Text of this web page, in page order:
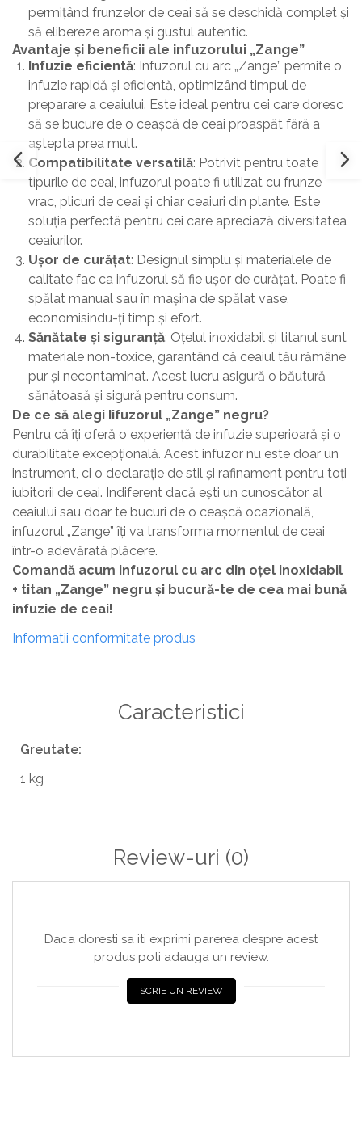
permițând frunzelor de ceai să se deschidă complet și
să elibereze aroma și gustul autentic.
Avantaje și beneficii ale infuzorului „Zange”
Infuzie eficientă: Infuzorul cu arc „Zange” permite o
infuzie rapidă și eficientă, optimizând timpul de
preparare a ceaiului. Este ideal pentru cei care doresc
să se bucure de o ceașcă de ceai proaspăt fără a
aștepta prea mult.
Compatibilitate versatilă: Potrivit pentru toate
tipurile de ceai, infuzorul poate fi utilizat cu frunze
vrac, plicuri de ceai și chiar ceaiuri din plante. Este
soluția perfectă pentru cei care apreciază diversitatea
ceaiurilor.
Ușor de curățat: Designul simplu și materialele de
calitate fac ca infuzorul să fie ușor de curățat. Poate fi
spălat manual sau în mașina de spălat vase,
economisindu-ți timp și efort.
Sănătate și siguranță: Oțelul inoxidabil și titanul sunt
materiale non-toxice, garantând că ceaiul tău rămâne
pur și necontaminat. Acest lucru asigură o băutură
sănătoasă și sigură pentru consum.
De ce să alegi Iifuzorul „Zange” negru?
Pentru că îți oferă o experiență de infuzie superioară și o
durabilitate excepțională. Acest infuzor nu este doar un
instrument, ci o declarație de stil și rafinament pentru toți
iubitorii de ceai. Indiferent dacă ești un cunoscător al
ceaiului sau doar te bucuri de o ceașcă ocazională,
infuzorul „Zange” îți va transforma momentul de ceai
într-o adevărată plăcere.
Comandă acum infuzorul cu arc din oțel inoxidabil
+ titan „Zange” negru și bucură-te de cea mai bună
infuzie de ceai!
Informatii conformitate produs
Caracteristici
Greutate:
1 kg
Review-uri (0)
Daca doresti sa iti exprimi parerea despre acest
produs poti adauga un review.
SCRIE UN REVIEW